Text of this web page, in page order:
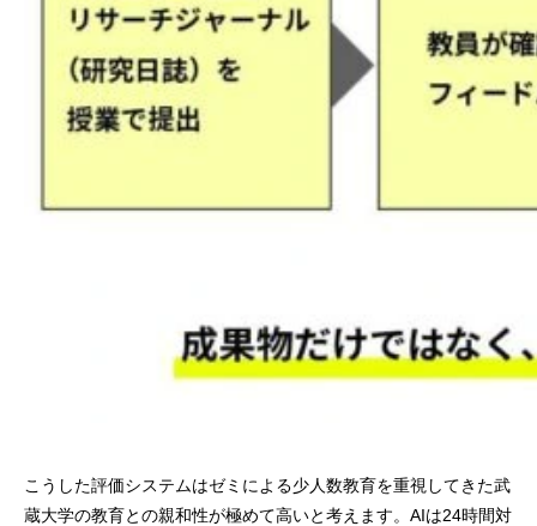
こうした評価システムはゼミによる少人数教育を重視してきた武
蔵大学の教育との親和性が極めて高いと考えます。AIは24時間対